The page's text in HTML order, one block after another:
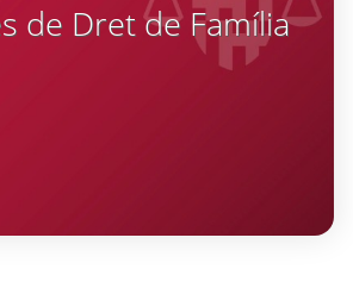
de Dret de Família